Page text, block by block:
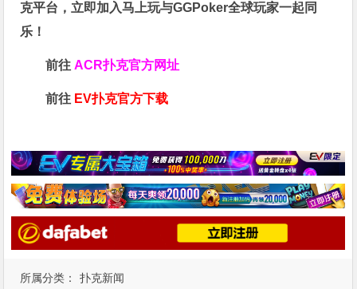
所属分类： 扑克新闻
克平台，立即加入马上玩与GGPoker全球玩家一起同
乐！
前往ACR扑克官方网址
前往 EV扑克官方下载